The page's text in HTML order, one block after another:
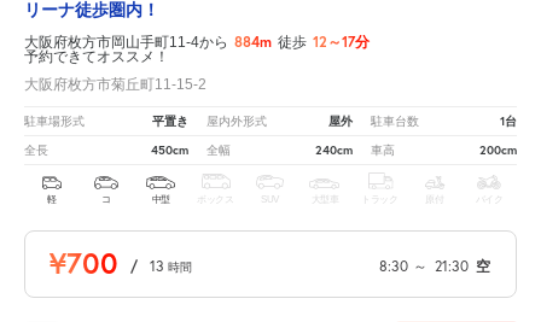
リーナ徒歩圏内！
大阪府枚方市岡山手町11-4から 884m 徒歩 12～17分
予約できてオススメ！
大阪府枚方市菊丘町11-15-2
駐車場形式 平置き 屋内外形式 屋外 駐車台数 1台
全長 450cm 全幅 240cm 車高 200cm
軽 コ 中型 ボックス SUV 大型車 トラック 原付 バイク
¥700 / 13 時間 8:30 ～ 21:30 空